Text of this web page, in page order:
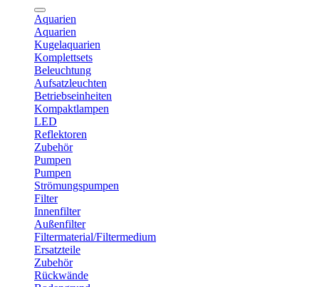
Aquarien
Aquarien
Kugelaquarien
Komplettsets
Beleuchtung
Aufsatzleuchten
Betriebseinheiten
Kompaktlampen
LED
Reflektoren
Zubehör
Pumpen
Pumpen
Strömungspumpen
Filter
Innenfilter
Außenfilter
Filtermaterial/Filtermedium
Ersatzteile
Zubehör
Rückwände